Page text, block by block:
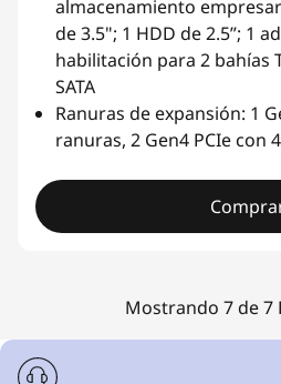
almacenamiento
de 3.5"; 1 HDD de 2.5”; 1
habilitación para 2 bahías
SATA
Ranuras de expansión: 1
ranuras, 2 Gen4 PCIe con
Mostrando 7 de 7